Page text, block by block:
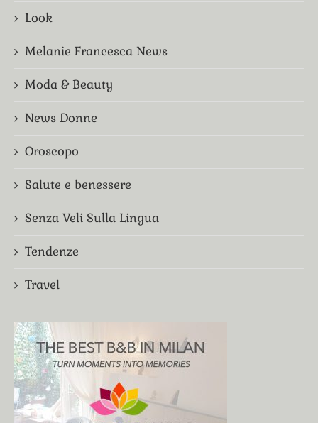
Look
Melanie Francesca News
Moda & Beauty
News Donne
Oroscopo
Salute e benessere
Senza Veli Sulla Lingua
Tendenze
Travel